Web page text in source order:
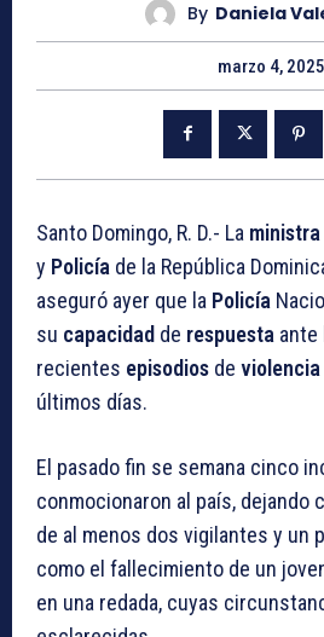
By Daniela
marzo 4, 2025
Santo Domingo, R. D.- La ministra
y Policía de la República
aseguró ayer que la Policía
su capacidad de respuesta ante
recientes episodios de violencia
últimos días.
El pasado fin se semana cinco
conmocionaron al país, dejando
de al menos dos vigilantes y un
como el fallecimiento de un
en una redada, cuyas